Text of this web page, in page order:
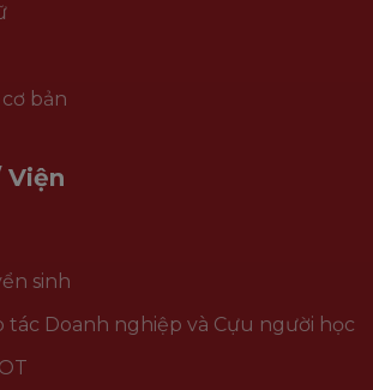
bản
Viện
sinh
Doanh nghiệp và Cựu người học